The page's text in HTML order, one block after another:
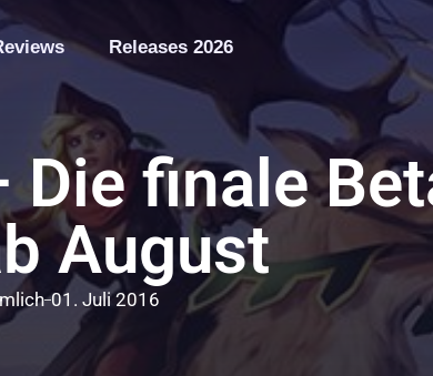
Releases 2026
finale
August
01. Juli 2016